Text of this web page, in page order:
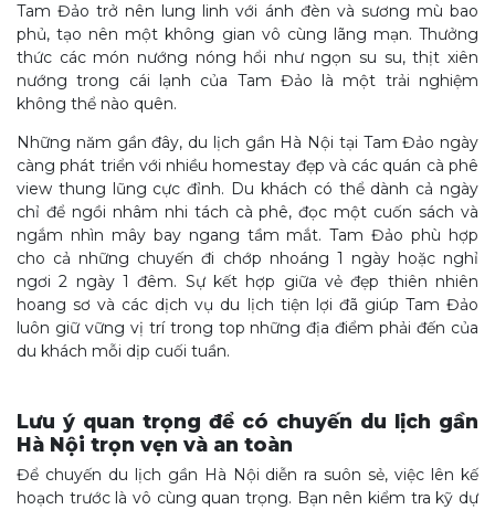
Tam Đảo trở nên lung linh với ánh đèn và sương mù bao
phủ, tạo nên một không gian vô cùng lãng mạn. Thưởng
thức các món nướng nóng hổi như ngọn su su, thịt xiên
nướng trong cái lạnh của Tam Đảo là một trải nghiệm
không thể nào quên.
Những năm gần đây, du lịch gần Hà Nội tại Tam Đảo ngày
càng phát triển với nhiều homestay đẹp và các quán cà phê
view thung lũng cực đỉnh. Du khách có thể dành cả ngày
chỉ để ngồi nhâm nhi tách cà phê, đọc một cuốn sách và
ngắm nhìn mây bay ngang tầm mắt. Tam Đảo phù hợp
cho cả những chuyến đi chớp nhoáng 1 ngày hoặc nghỉ
ngơi 2 ngày 1 đêm. Sự kết hợp giữa vẻ đẹp thiên nhiên
hoang sơ và các dịch vụ du lịch tiện lợi đã giúp Tam Đảo
luôn giữ vững vị trí trong top những địa điểm phải đến của
du khách mỗi dịp cuối tuần.
Lưu ý quan trọng để có chuyến du lịch gần
Hà Nội trọn vẹn và an toàn
Để chuyến du lịch gần Hà Nội diễn ra suôn sẻ, việc lên kế
hoạch trước là vô cùng quan trọng. Bạn nên kiểm tra kỹ dự